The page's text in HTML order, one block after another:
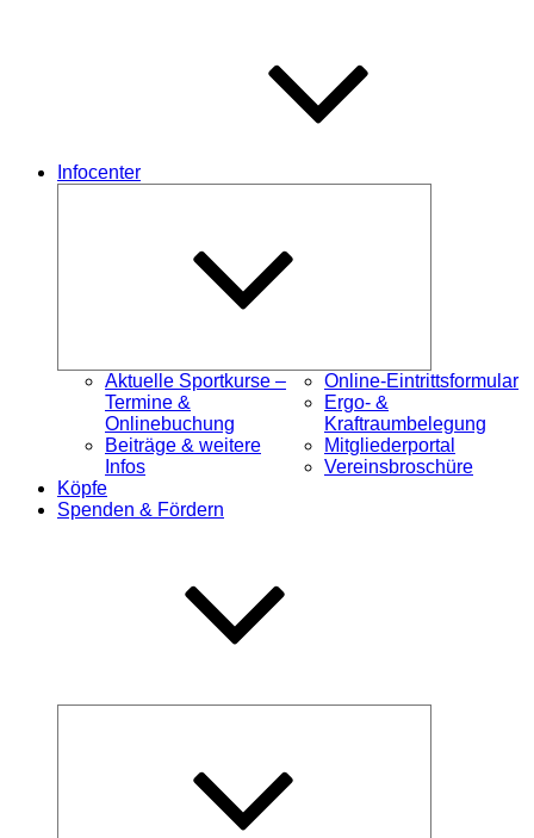
Infocenter
Aktuelle Sportkurse –
Termine &
Onlinebuchung
Beiträge & weitere
Infos
Online-Eintrittsformular
Ergo- &
Kraftraumbelegung
Mitgliederportal
Vereinsbroschüre
Köpfe
Spenden & Fördern